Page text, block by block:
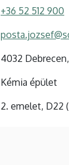
+36 52 512 900
4032
Kémia épület
2. emelet, D22